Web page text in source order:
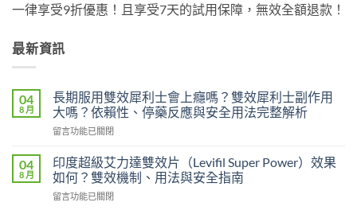
一律享受9折優惠！且享受7天的試用保障，無效全額退款！
最新資訊
04
8 月
長期服用雙效犀利士會上癮嗎？雙效犀利士副作用
大嗎？依賴性、停藥反應與安全用法完整解析
在
期
服
用
雙
留言功能已關閉
04
8 月
印度超級艾力達雙效片（Levifil Super Power）效果
如何？雙效機制、用法與安全指南
在
留言功能已關閉